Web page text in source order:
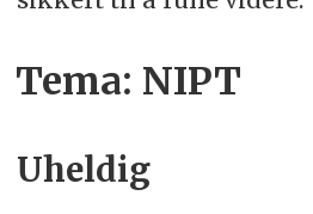
Tema: NIPT
Uheldig